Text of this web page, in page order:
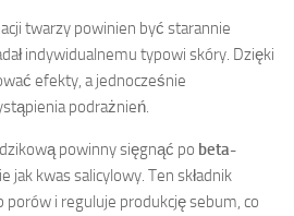
twarzy powinien być starannie
indywidualnemu typowi skóry. Dzięki
efekty, a jednocześnie
podrażnień.
powinny sięgnąć po beta-
jak kwas salicylowy. Ten składnik
porów i reguluje produkcję sebum, co